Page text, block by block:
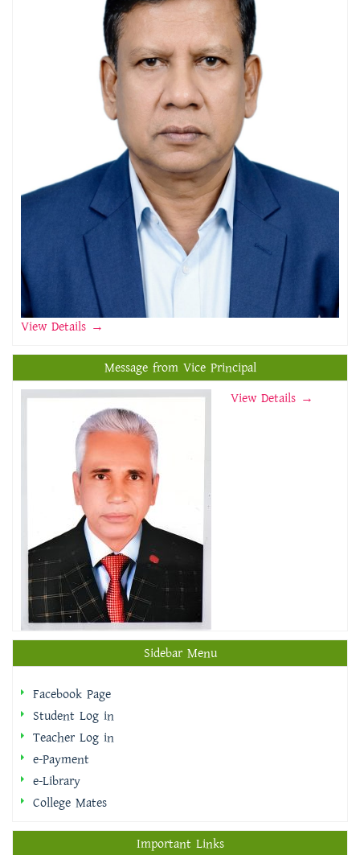
View Details →
Message from Vice Principal
View Details →
Sidebar Menu
Facebook Page
Student Log in
Teacher Log in
e-Payment
e-Library
College Mates
Important Links